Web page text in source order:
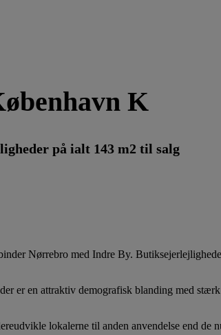
K
på ialt 143 m2 til salg
Nørrebro med Indre By.
er en attraktiv demografisk blanding med
lokalerne til anden anvendelse end de